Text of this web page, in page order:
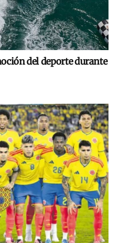
del deporte durante